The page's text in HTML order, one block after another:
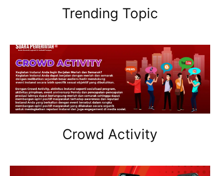
Trending Topic
Crowd Activity